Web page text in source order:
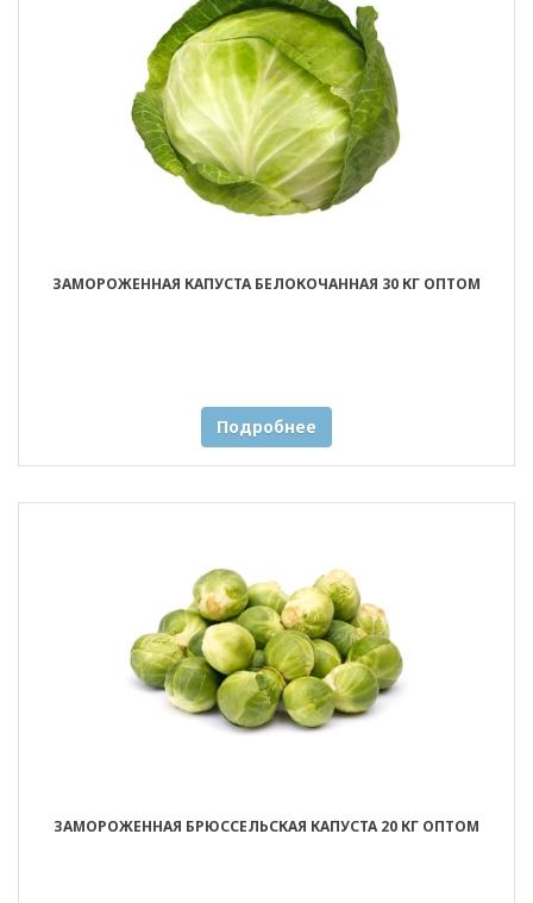
ЗАМОРОЖЕННАЯ КАПУСТА БЕЛОКОЧАННАЯ 30 КГ ОПТОМ
Подробнее
ЗАМОРОЖЕННАЯ БРЮССЕЛЬСКАЯ КАПУСТА 20 КГ ОПТОМ